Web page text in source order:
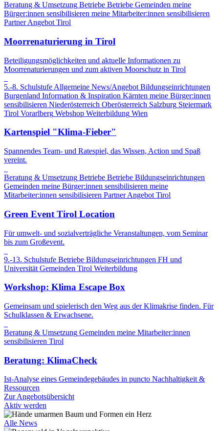
Beratung & Umsetzung Betriebe Betriebe Gemeinden meine
Bürger:innen sensibilisieren meine Mitarbeiter:innen sensibilisieren
Partner Angebot Tirol
Moorrenaturierung in Tirol
Beteiligungsmöglichkeiten und aktuelle Informationen zu
Moorrenaturierungen und zum aktiven Moorschutz in Tirol
5.-8. Schulstufe Allgemeine News/Angebot Bildungseinrichtungen
Burgenland Information & Inspiration Kärnten meine Bürger:innen
sensibilisieren Niederösterreich Oberösterreich Salzburg Steiermark
Tirol Vorarlberg Webshop Weiterbildung Wien
Kartenspiel "Klima-Fieber"
Spannendes Team- und Ratespiel, das Wissen, Action und Spaß
vereint.
Beratung & Umsetzung Betriebe Betriebe Bildungseinrichtungen
Gemeinden meine Bürger:innen sensibilisieren meine
Mitarbeiter:innen sensibilisieren Partner Angebot Tirol
Green Event Tirol Location
Für umwelt- und sozialverträgliche Veranstaltungen, vom Seminar
bis zum Großevent.
9.-13. Schulstufe Betriebe Bildungseinrichtungen FH und
Universität Gemeinden Tirol Weiterbildung
Workshop: Klima Escape Box
Gemeinsam und spielerisch den Weg aus der Klimakrise finden. Für
Schulklassen & Erwachsene.
Beratung & Umsetzung Gemeinden meine Mitarbeiter:innen
sensibilisieren Tirol
Beratung: KlimaCheck
Ist-Analyse eines Gemeindegebäudes in puncto Nachhaltigkeit &
Ressourcen
Zur Angebotsübersicht
Aktiv werden
Alle News